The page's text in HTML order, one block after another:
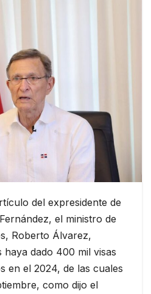
del expresidente de
el ministro de
Roberto Álvarez,
haya dado 400 mil visas
en el 2024, de las cuales
como dijo el